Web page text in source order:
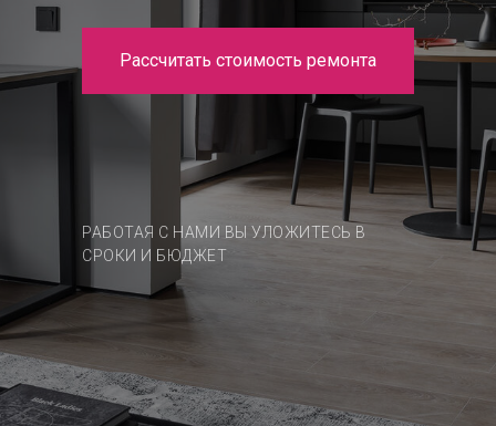
Рассчитать стоимость ремонта
РАБОТАЯ С НАМИ ВЫ УЛОЖИТЕСЬ В
СРОКИ И БЮДЖЕТ